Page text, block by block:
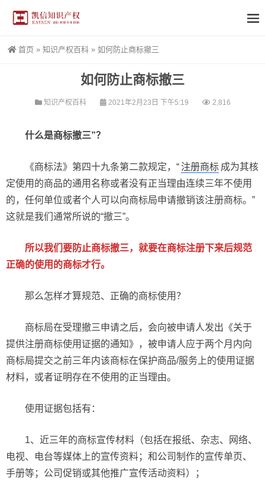
首页 » 知识产权百科 » 如何防止商标撤三
如何防止商标撤三
知识产权百科 2021年2月23日 下午5:19 2,816
什么是商标撤三”？
《商标法》第四十九条第二款规定，“ 注册商标 成为其核
定使用的商品的通用名称或者没有正当理由连续三年不使用
的，任何单位或者个人可以向商标局申请撤销该注册商标。”
这就是我们通常所说的“撤三”。
所以我们要防止商标撤三，就要在商标注册下来后规范
正确的使用的商标才行。
那么怎样才算规范、正确的商标使用？
商标局在受理撤三申请之后，会向被申请人发出《关于
提供注册商标使用证据的通知》，被申请人应于两个月内向
商标局提交之前三年内该商标在保护商品/服务上的使用证据
材料，或者证明存在不使用的正当理由。
使用证据包括有：
1、近三年的商标宣传材料（包括在报纸、杂志、网络、
电视、电台等媒体上的宣传资料；和公司制作的宣传单页、
手册等；公司促销或其他推广宣传活动资料）；